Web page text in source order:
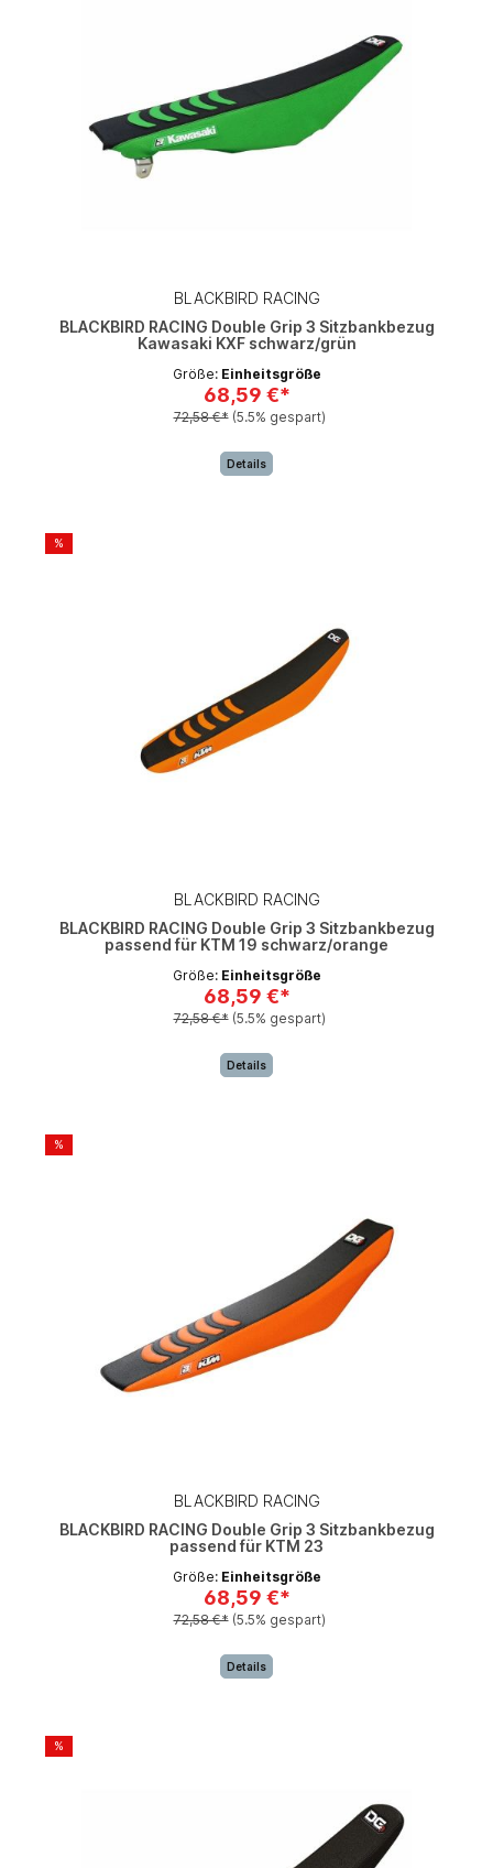
BLACKBIRD RACING
BLACKBIRD RACING Double Grip 3 Sitzbankbezug
Kawasaki KXF schwarz/grün
Größe: Einheitsgröße
68,59 €*
72,58 €* (5.5% gespart)
Details
%
BLACKBIRD RACING
BLACKBIRD RACING Double Grip 3 Sitzbankbezug
passend für KTM 19 schwarz/orange
Größe: Einheitsgröße
68,59 €*
72,58 €* (5.5% gespart)
Details
%
BLACKBIRD RACING
BLACKBIRD RACING Double Grip 3 Sitzbankbezug
passend für KTM 23
Größe: Einheitsgröße
68,59 €*
72,58 €* (5.5% gespart)
Details
%